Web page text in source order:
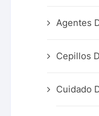
Agentes
Cepillos
Cuidado